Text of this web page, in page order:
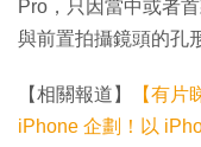
Pro，只因當中或者
與前置拍攝鏡頭的孔
【相關報道】
【有
iPhone 企劃！以